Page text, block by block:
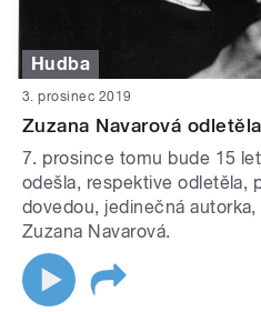
Hudba
3. prosinec 2019
Zuzana Navarová
7. prosince tomu bude 15
odešla, respektive odletěla,
dovedou, jedinečná
Zuzana Navarová.